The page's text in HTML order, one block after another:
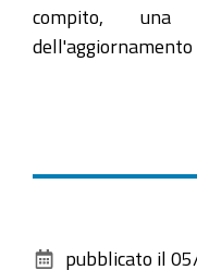
compito, una
dell'aggiornamento
pubblicato il